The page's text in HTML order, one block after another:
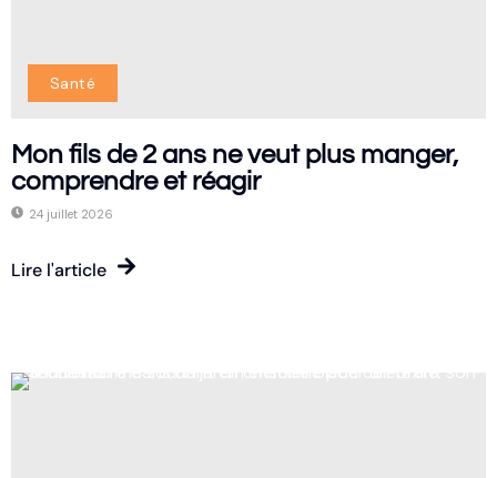
Santé
Mon fils de 2 ans ne veut plus manger,
comprendre et réagir
24 juillet 2026
Lire l'article